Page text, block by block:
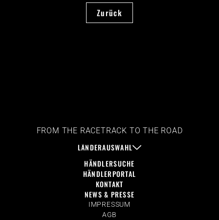
Zurück
FROM THE RACETRACK TO THE ROAD
LÄNDERAUSWAHL
HÄNDLERSUCHE
HÄNDLERPORTAL
KONTAKT
NEWS & PRESSE
IMPRESSUM
AGB